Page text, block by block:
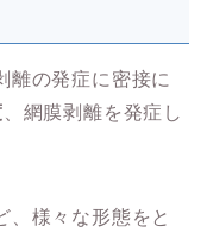
離の発症に密接に
、網膜剥離を発症し
、様々な形態をと